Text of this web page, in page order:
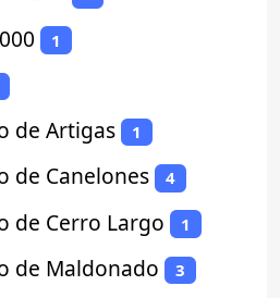
1
de Artigas 1
de Canelones 4
de Cerro Largo 1
de Maldonado 3